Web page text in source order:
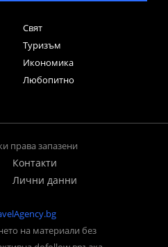
Свят
Туризъм
Икономика
Любопитно
права запазени
Контакти
Лични данни
на материали без